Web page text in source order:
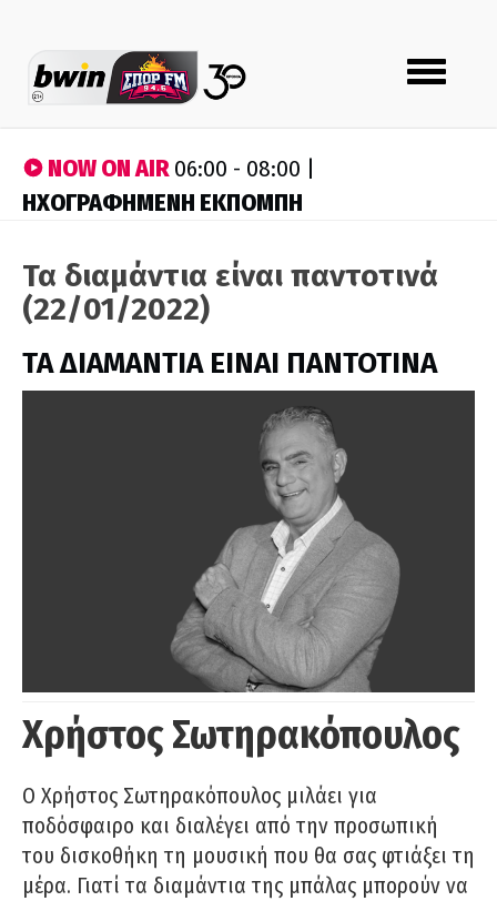
Toggle
navigation
NOW ON AIR06:00 - 08:00 |
ΗΧΟΓΡΑΦΗΜΕΝΗ ΕΚΠΟΜΠΗ
Τα διαμάντια είναι παντοτινά
(22/01/2022)
ΤΑ ΔΙΑΜΑΝΤΙΑ ΕΙΝΑΙ ΠΑΝΤΟΤΙΝΑ
Χρήστος Σωτηρακόπουλος
Ο Χρήστος Σωτηρακόπουλος μιλάει για
ποδόσφαιρο και διαλέγει από την προσωπική
του δισκοθήκη τη μουσική που θα σας φτιάξει τη
μέρα. Γιατί τα διαμάντια της μπάλας μπορούν να